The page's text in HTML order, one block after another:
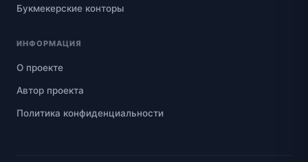
Букмекерские конторы
ИНФОРМАЦИЯ
О проекте
Автор проекта
Политика конфиденциальности